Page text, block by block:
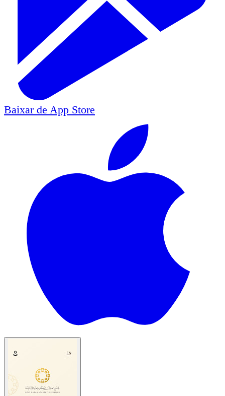
Baixar de App Store